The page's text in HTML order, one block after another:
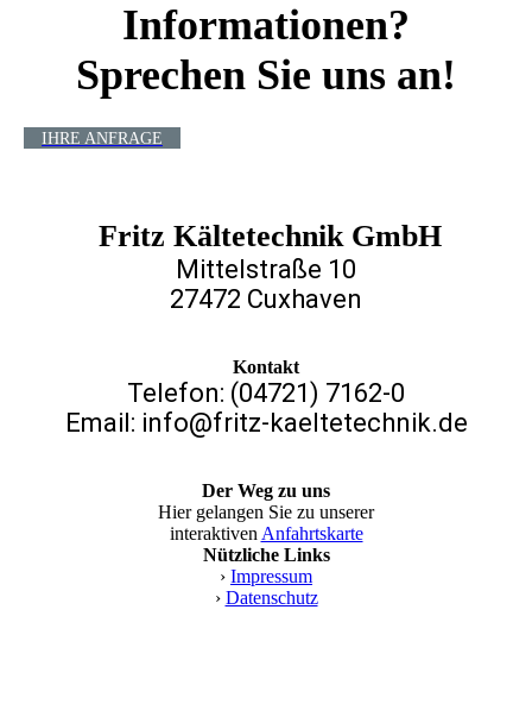
Informationen?
Sprechen Sie uns an!
IHRE ANFRAGE
Fritz Kältetechnik GmbH
Mittelstraße 10
27472 Cuxhaven
Kontakt
Telefon: (04721) 7162-0
Email: info@fritz-kaeltetechnik.de
Der Weg zu uns
Hier gelangen Sie zu unserer
interaktiven Anfahrtskarte
Nützliche Links
› Impressum
› Datenschutz